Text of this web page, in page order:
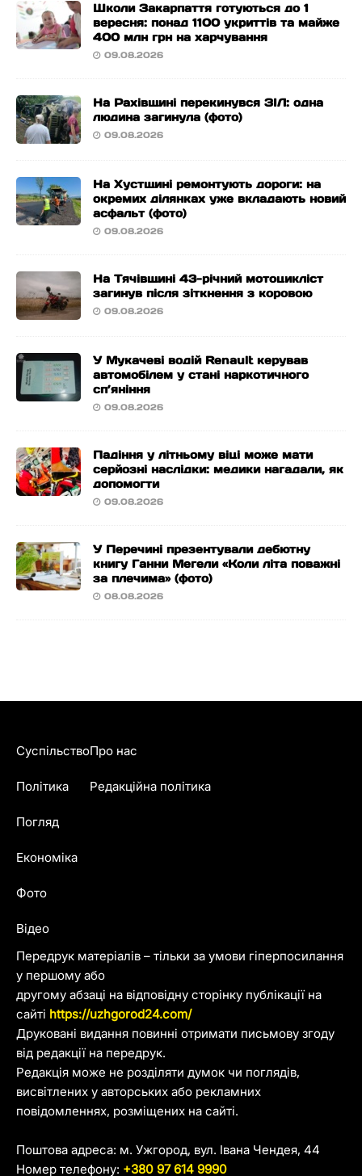
Школи Закарпаття готуються до 1
вересня: понад 1100 укриттів та майже
400 млн грн на харчування
09.08.2026
На Рахівщині перекинувся ЗІЛ: одна
людина загинула (фото)
09.08.2026
На Хустщині ремонтують дороги: на
окремих ділянках уже вкладають новий
асфальт (фото)
09.08.2026
На Тячівщині 43-річний мотоцикліст
загинув після зіткнення з коровою
09.08.2026
У Мукачеві водій Renault керував
автомобілем у стані наркотичного
сп’яніння
09.08.2026
Падіння у літньому віці може мати
серйозні наслідки: медики нагадали, як
допомогти
09.08.2026
У Перечині презентували дебютну
книгу Ганни Мегели «Коли літа поважні
за плечима» (фото)
08.08.2026
Передрук матеріалів – тільки за умови гіперпосилання
у першому або
другому абзаці на відповідну сторінку публікації на
сайті https://uzhgorod24.com/
Друковані видання повинні отримати письмову згоду
від редакції на передрук.
Редакція може не розділяти думок чи поглядів,
висвітлених у авторських або рекламних
повідомленнях, розміщених на сайті.
Поштова адреса: м. Ужгород, вул. Івана Чендея, 44
Номер телефону: +380 97 614 9990
Суспільство
Політика
Погляд
Економіка
Фото
Відео
Про нас
Редакційна політика